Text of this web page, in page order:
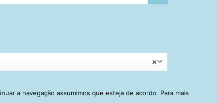
×
a navegação assumimos que esteja de acordo. Para mais